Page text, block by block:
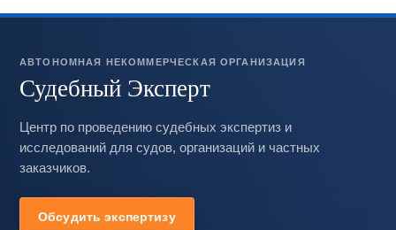
АВТОНОМНАЯ НЕКОММЕРЧЕСКАЯ ОРГАНИЗАЦИЯ
Судебный Эксперт
Центр по проведению судебных экспертиз и
исследований для судов, организаций и частных
заказчиков.
Обсудить экспертизу